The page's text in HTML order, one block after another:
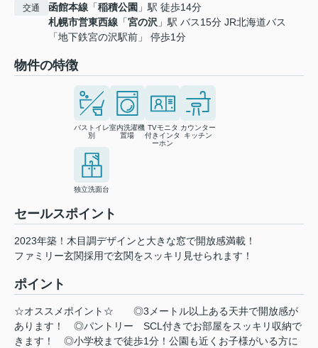
交通 函館本線 「稲積公園 」駅 徒歩14分
札幌市営東西線 「宮の沢 」駅 バス15分 JR北海道バス
「地下鉄宮の沢駅前」 停歩1分
物件の特徴
バストイレ
別
室内洗濯機
置場
TVモニタ
付きインタ
ーホン
カウンター
キッチン
独立洗面台
セールスポイント
2023年築！木目調デザインと大きな窓で開放感満載！
ファミリー玄関採用で玄関をスッキリ見せられます！
ポイント
☆オススメポイント☆
◎3メートル以上ある天井で開放感が
あります！
◎パントリー
SCL付きでお部屋をスッキリ収納で
きます！
◎小学校まで徒歩1分！公園も近くお子様がいる方に